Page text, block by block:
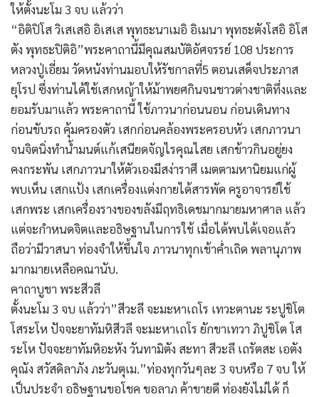
ให้ตั้งนะโม 3 จบ แล้วว่า
“อิติปิโส วิเสเสอิ อิเสเส พุทธะนาเมอิ อิเมนา พุทธะตังโสอิ อิโส
ตัง พุทธะปิติอิ”พระคาถานี้มีคุณสมบัติอัศจรรย์ 108 ประการ
หลวงปู่เอี่ยม วัดหนังท่านมอบให้รัชกาลที่5 ตอนเสด็จประภาส
ยุโรป ซึ่งท่านได้ใช้เสกหญ้าให้ม้าพยศกินจนชาวต่างชาติทึ่งและ
ยอมรับมาแล้ว พระคาถานี้ ใช้ภาวนาก่อนนอน ก่อนเดินทาง
ก่อนขับรถ คุ้มครองตัว เสกก่อนคล้องพระครอบหัว เสกภาวนา
จนจิตนิ่งทำน้ำมนต์แก้เสนียดจัญไรคุณไสย เสกข้าวกินอยู่ยง
คงกระพัน เสกภาวนาให้ตัวเองมีสง่าราศี เมตตามหานิยมแก่ผู้
พบเห็น เสกแป้ง เสกเครื่องแต่งกายได้สารพัด ครูอาจารย์ใช้
เสกพระ เสกเครื่องรางของขลังมีฤทธิเดชมากมายมหาศาล แล้ว
แต่จะกำหนดจิตและอธิษฐานในการใช้ เมื่อได้พบได้เจอแล้ว
ถือว่ามีวาสนา ท่องจำให้ขึ้นใจ ภาวนาทุกเช้าค่ำเถิด พลานุภาพ
มากมายเหลือคณานับ.
คาถาบูชา พระสีวลี
ตั้งนะโม 3 จบ แล้วว่า”สีวะลี จะมะหาเถโร เทวะตานะ ระปูชิโต
โสระโห ปัจจะยาทัมหิสีวลี จะมะหาเถโร ยักขาเทวา ภิปูชิโต โส
ระโห ปัจจะยาทัมหิอะหัง วันทามิตัง สะทา สีวะลี เถรัตสะ เอตัง
คุณัง สวัสดิลาภัง ภะวันตุเม.”ท่องทุกวันๆละ 3 จบหรือ 7 จบ ให้
เป็นประจำ อธิษฐานขอโชค ขอลาภ ค้าขายดี ท่องยังไม่ได้ ก็